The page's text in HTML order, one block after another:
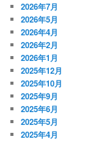
2026年7月
2026年5月
2026年4月
2026年2月
2026年1月
2025年12月
2025年10月
2025年9月
2025年6月
2025年5月
2025年4月